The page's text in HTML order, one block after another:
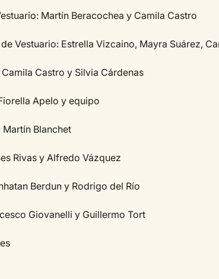
Martín Beracochea y Camila Castro
Vestuario: Estrella Vizcaino, Mayra Suárez,
Castro y Silvia Cárdenas
Apelo y equipo
Martín Blanchet
Rivas y Alfredo Vázquez
Berdun y Rodrigo del Río
Giovanelli y Guillermo Tort